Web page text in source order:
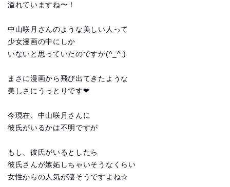
溢れていますね〜！
中山咲月さんのような美しい人って
少女漫画の中にしか
いないと思っていたのですが(^_^;)
まさに漫画から飛び出てきたような
美しさにうっとりです❤︎
今現在、中山咲月さんに
彼氏がいるかは不明ですが
もし、彼氏がいるとしたら
彼氏さんが嫉妬しちゃいそうなくらい
女性からの人気が凄そうですよね☆